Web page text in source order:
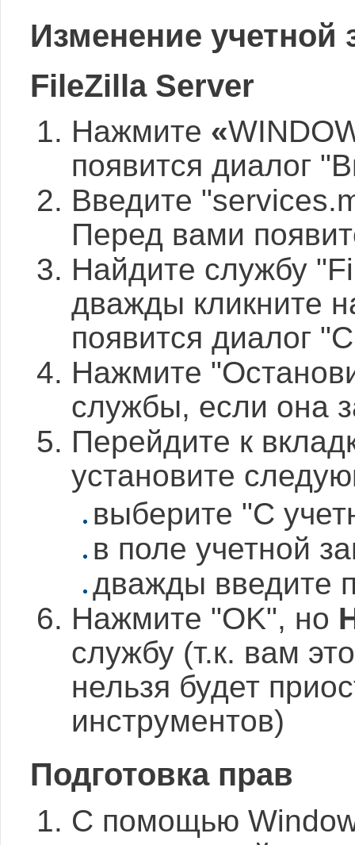
Изменение
FileZilla Server
Нажмите «
появится диалог
Введите
Перед вами
Найдите службу
дважды кликните
появится диалог
Нажмите
службы, если она
Перейдите к
установите
выберите "С
в поле учетной
дважды введите
Нажмите "OK", но
службу (т.к. вам
нельзя будет
инструментов)
Подготовка прав
С помощью